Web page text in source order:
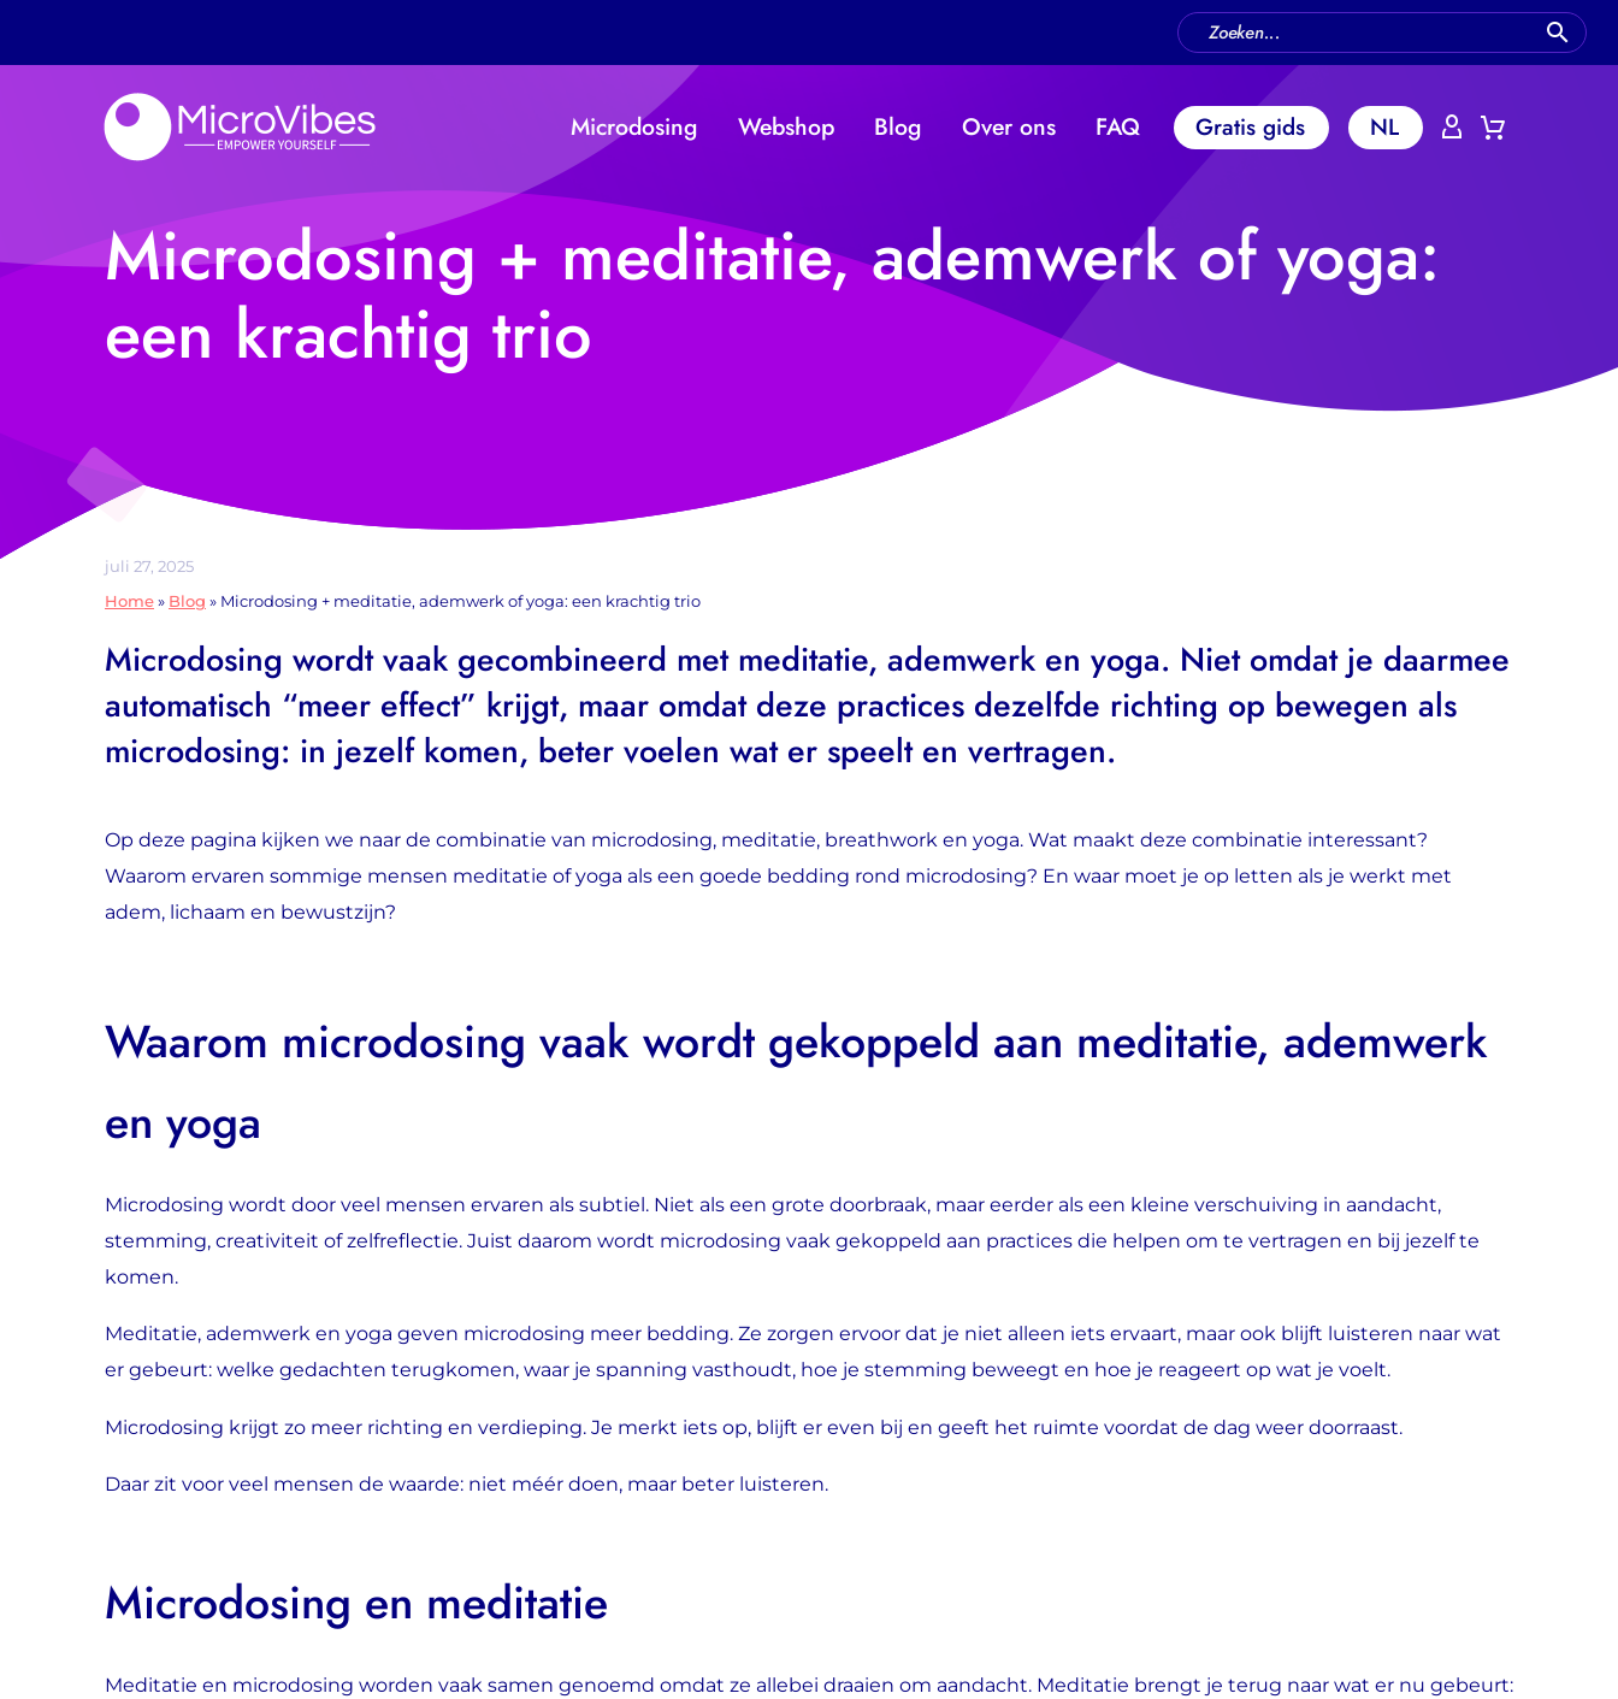
Microdosing Webshop Blog Over ons FAQ Gratis gids NL
Microdosing + meditatie, ademwerk of yoga:
een krachtig trio
juli 27, 2025
Home » Blog » Microdosing + meditatie, ademwerk of yoga: een krachtig trio
Microdosing wordt vaak gecombineerd met meditatie, ademwerk en yoga. Niet omdat je daarmee
automatisch “meer effect” krijgt, maar omdat deze practices dezelfde richting op bewegen als
microdosing: in jezelf komen, beter voelen wat er speelt en vertragen.
Op deze pagina kijken we naar de combinatie van microdosing, meditatie, breathwork en yoga. Wat maakt deze combinatie interessant?
Waarom ervaren sommige mensen meditatie of yoga als een goede bedding rond microdosing? En waar moet je op letten als je werkt met
adem, lichaam en bewustzijn?
Waarom microdosing vaak wordt gekoppeld aan meditatie, ademwerk
en yoga
Microdosing wordt door veel mensen ervaren als subtiel. Niet als een grote doorbraak, maar eerder als een kleine verschuiving in aandacht,
stemming, creativiteit of zelfreflectie. Juist daarom wordt microdosing vaak gekoppeld aan practices die helpen om te vertragen en bij jezelf te
komen.
Meditatie, ademwerk en yoga geven microdosing meer bedding. Ze zorgen ervoor dat je niet alleen iets ervaart, maar ook blijft luisteren naar wat
er gebeurt: welke gedachten terugkomen, waar je spanning vasthoudt, hoe je stemming beweegt en hoe je reageert op wat je voelt.
Microdosing krijgt zo meer richting en verdieping. Je merkt iets op, blijft er even bij en geeft het ruimte voordat de dag weer doorraast.
Daar zit voor veel mensen de waarde: niet méér doen, maar beter luisteren.
Microdosing en meditatie
Meditatie en microdosing worden vaak samen genoemd omdat ze allebei draaien om aandacht. Meditatie brengt je terug naar wat er nu gebeurt: